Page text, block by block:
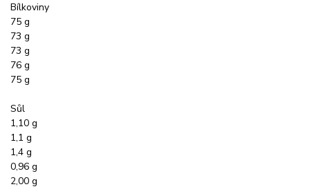
Bílkoviny
75 g
73 g
73 g
76 g
75 g
Sůl
1,10 g
1,1 g
1,4 g
0,96 g
2,00 g